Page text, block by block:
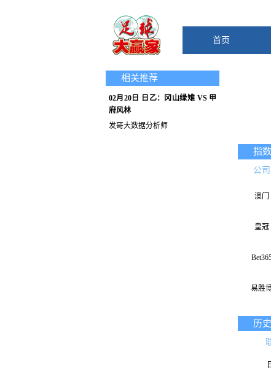
首页
相关推荐
发哥大数据分析师
02月20日 日乙：冈山绿雉 VS 甲
府风林
指
公司
澳门
皇冠
易胜
历